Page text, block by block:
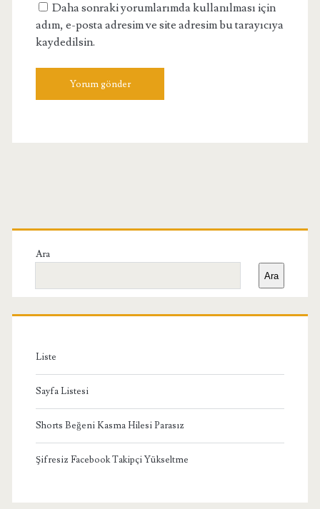
Daha sonraki yorumlarımda kullanılması için
adım, e-posta adresim ve site adresim bu tarayıcıya
kaydedilsin.
Birincil
Yan
Menü
Ara
Ara
Liste
Sayfa Listesi
Shorts Beğeni Kasma Hilesi Parasız
Şifresiz Facebook Takipçi Yükseltme